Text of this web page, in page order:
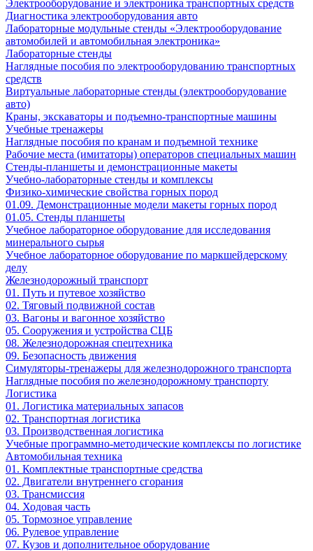
Электрооборудование и электроника транспортных средств
Диагностика электрооборудования авто
Лабораторные модульные стенды «Электрооборудование
автомобилей и автомобильная электроника»
Лабораторные стенды
Наглядные пособия по электрооборудованию транспортных
средств
Виртуальные лабораторные стенды (электрооборудование
авто)
Краны, экскаваторы и подъемно-транспортные машины
Учебные тренажеры
Наглядные пособия по кранам и подъемной технике
Рабочие места (имитаторы) операторов специальных машин
Стенды-планшеты и демонстрационные макеты
Учебно-лабораторные стенды и комплексы
Физико-химические свойства горных пород
01.09. Демонстрационные модели макеты горных пород
01.05. Стенды планшеты
Учебное лабораторное оборудование для исследования
минерального сырья
Учебное лабораторное оборудование по маркшейдерскому
делу
Железнодорожный транспорт
01. Путь и путевое хозяйство
02. Тяговый подвижной состав
03. Вагоны и вагонное хозяйство
05. Сооружения и устройства СЦБ
08. Железнодорожная спецтехника
09. Безопасность движения
Симуляторы-тренажеры для железнодорожного транспорта
Наглядные пособия по железнодорожному транспорту
Логистика
01. Логистика материальных запасов
02. Транспортная логистика
03. Производственная логистика
Учебные программно-методические комплексы по логистике
Автомобильная техника
01. Комплектные транспортные средства
02. Двигатели внутреннего сгорания
03. Трансмиссия
04. Ходовая часть
05. Тормозное управление
06. Рулевое управление
07. Кузов и дополнительное оборудование